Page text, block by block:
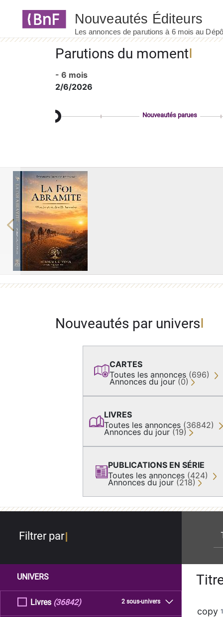
Parutions du moment
- 6 mois
2/6/2026
Nouveautés parues
Previous
Nouveautés par univers
CARTES
Toutes les annonces (696)
Annonces du jour (0)
LIVRES
Toutes les annonces (36842)
Annonces du jour (19)
PUBLICATIONS EN SÉRIE
Toutes les annonces (424)
Annonces du jour (218)
Filtrer par
UNIVERS
Livres 2 sous-univers
(36842)
copy